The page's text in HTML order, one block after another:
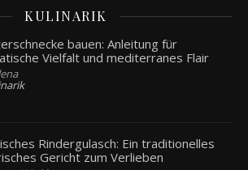
KULINARIK
bauen: Anleitung für
Vielfalt und mediterranes Flair
Rindergulasch: Ein traditionelles
Gericht zum Verlieben